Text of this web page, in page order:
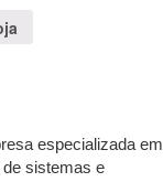
especializada em
sistemas e